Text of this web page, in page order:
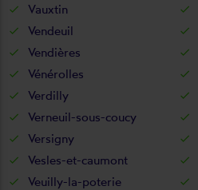
Vauxtin
Vendeuil
Vendières
Vénérolles
Verdilly
Verneuil-sous-coucy
Versigny
Vesles-et-caumont
Veuilly-la-poterie